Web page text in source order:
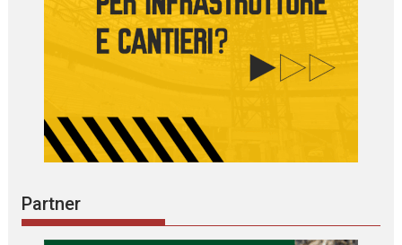
Partner